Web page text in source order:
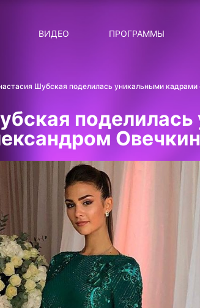
ВИДЕО
ПРОГРАММЫ
СТАТУС: В СЕТИ
СИЯЙ ПО-
ЛИЧНЫЙ ВОПРОС
ДОТЯНИСЬ ДО ЗВЁЗД
Шубская поделилась уникальными